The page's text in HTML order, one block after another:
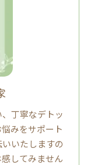
丁寧なデトッ
みをサポート
いたしますの
してみません